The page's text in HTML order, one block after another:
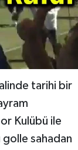
tarihi bir
Kulübü ile
golle sahadan